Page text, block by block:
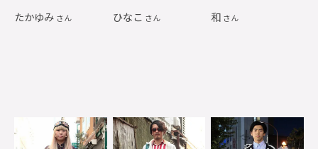
たかゆみ さん ひなこ さん 和 さん